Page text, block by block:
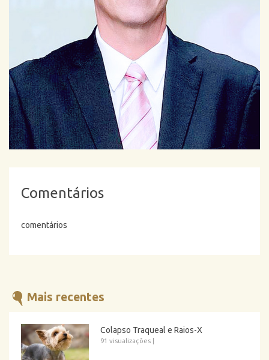
Comentários
comentários
Mais recentes
Colapso Traqueal e Raios-X
91 visualizações